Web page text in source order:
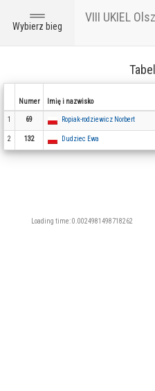
Toggle
navigation
Wybierz bieg
VIII UKIEL
Numer Imię i nazwisko
1 69 Ropiak-rodziewicz Norbert
2 132 Dudziec Ewa
Loading time: 0.0024981498718262